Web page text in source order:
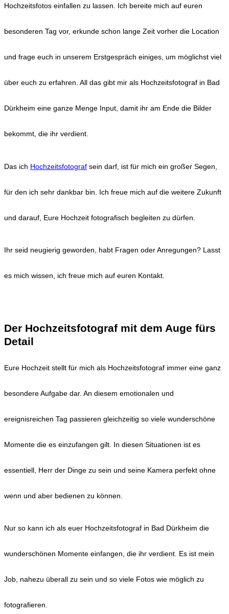
Hochzeitsfotos einfallen zu lassen. Ich bereite mich auf euren
besonderen Tag vor, erkunde schon lange Zeit vorher die Location
und frage euch in unserem Erstgespräch einiges, um möglichst viel
über euch zu erfahren. All das gibt mir als Hochzeitsfotograf in Bad
Dürkheim eine ganze Menge Input, damit ihr am Ende die Bilder
bekommt, die ihr verdient.
Das ich Hochzeitsfotograf sein darf, ist für mich ein großer Segen,
für den ich sehr dankbar bin. Ich freue mich auf die weitere Zukunft
und darauf, Eure Hochzeit fotografisch begleiten zu dürfen.
Ihr seid neugierig geworden, habt Fragen oder Anregungen? Lasst
es mich wissen, ich freue mich auf euren Kontakt.
Der Hochzeitsfotograf mit dem Auge fürs
Detail
Eure Hochzeit stellt für mich als Hochzeitsfotograf immer eine ganz
besondere Aufgabe dar. An diesem emotionalen und
ereignisreichen Tag passieren gleichzeitig so viele wunderschöne
Momente die es einzufangen gilt. In diesen Situationen ist es
essentiell, Herr der Dinge zu sein und seine Kamera perfekt ohne
wenn und aber bedienen zu können.
Nur so kann ich als euer Hochzeitsfotograf in Bad Dürkheim die
wunderschönen Momente einfangen, die ihr verdient. Es ist mein
Job, nahezu überall zu sein und so viele Fotos wie möglich zu
fotografieren.